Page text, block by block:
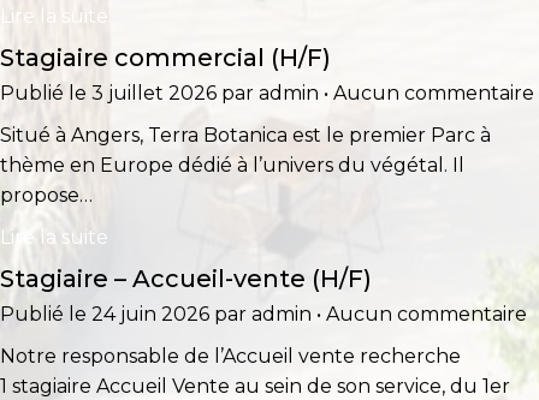
Lire la suite
Stagiaire commercial (H/F)
Publié le 3 juillet 2026 par admin • Aucun commentaire
Situé à Angers, Terra Botanica est le premier Parc à
thème en Europe dédié à l’univers du végétal. Il
propose…
Lire la suite
Stagiaire – Accueil-vente (H/F)
Publié le 24 juin 2026 par admin • Aucun commentaire
Notre responsable de l’Accueil vente recherche
1 stagiaire Accueil Vente au sein de son service, du 1er